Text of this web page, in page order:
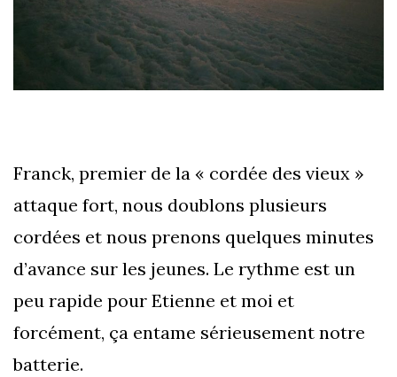
Franck, premier de la « cordée des vieux »
attaque fort, nous doublons plusieurs
cordées et nous prenons quelques minutes
d’avance sur les jeunes. Le rythme est un
peu rapide pour Etienne et moi et
forcément, ça entame sérieusement notre
batterie.